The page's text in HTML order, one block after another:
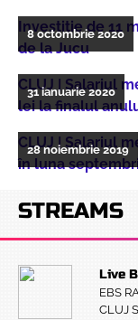
Investiție de 11
de la Jucu
8 octombrie 2020
CLUJ | Salariul
lei la finalul
31 ianuarie 2020
CLUJ | Salariul
în luna
28 noiembrie 2019
STREAMS
Live
EBS
CLUJ